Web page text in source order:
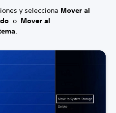
y selecciona Mover al
o Mover al
.